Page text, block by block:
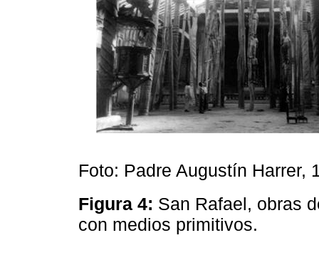
Foto: Padre Augustín Harrer,
Figura 4: San Rafael, obras
con medios primitivos.